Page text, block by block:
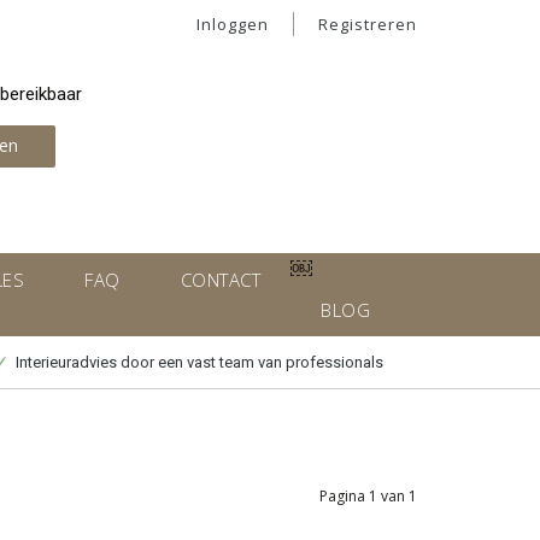
Inloggen Registreren
￼
FAQ
CONTACT
BLOG
Interieuradvies door een vast team van professionals
Pagina 1 van 1